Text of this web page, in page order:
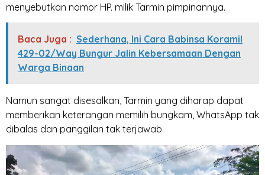
menyebutkan nomor HP. milik Tarmin pimpinannya.
Baca Juga : Sederhana, Ini Cara Babinsa Koramil
429-02/Way Bungur Jalin Kebersamaan Dengan
Warga Binaan
Namun sangat disesalkan, Tarmin yang diharap dapat
memberikan keterangan memilih bungkam, WhatsApp tak
dibalas dan panggilan tak terjawab.